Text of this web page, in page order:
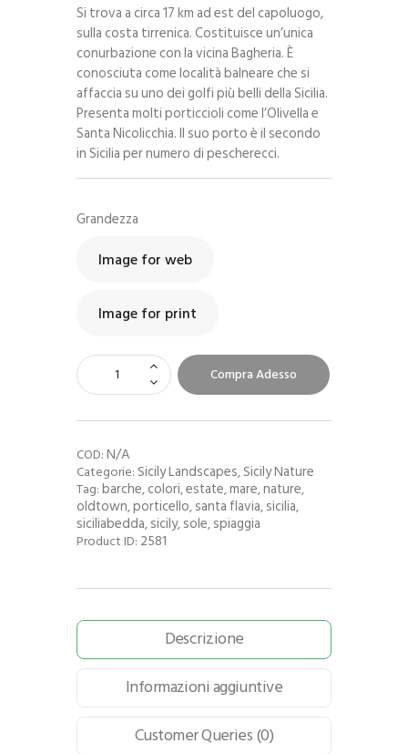
Si trova a circa 17 km ad est del capoluogo,
sulla costa tirrenica. Costituisce un’unica
conurbazione con la vicina Bagheria. È
conosciuta come località balneare che si
affaccia su uno dei golfi più belli della Sicilia.
Presenta molti porticcioli come l’Olivella e
Santa Nicolicchia. Il suo porto è il secondo
in Sicilia per numero di pescherecci.
Grandezza
Image for web
Image for print
Compra Adesso
COD:N/A
Categorie: Sicily Landscapes,Sicily Nature
Tag:barche,colori,estate,mare,nature,
oldtown,porticello,santa flavia,sicilia,
siciliabedda,sicily,sole,spiaggia
Product ID: 2581
Descrizione
Informazioni aggiuntive
Customer Queries (0)